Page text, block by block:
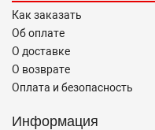
Как заказать
Об оплате
О доставке
О возврате
Оплата и безопасность
Информация